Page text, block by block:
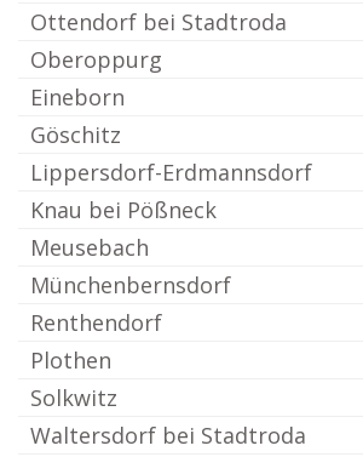
Ottendorf bei Stadtroda
Oberoppurg
Eineborn
Göschitz
Lippersdorf-Erdmannsdorf
Knau bei Pößneck
Meusebach
Münchenbernsdorf
Renthendorf
Plothen
Solkwitz
Waltersdorf bei Stadtroda